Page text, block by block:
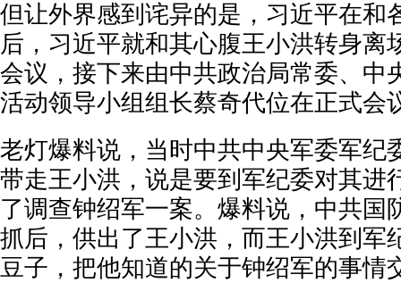
但让外界感到诧异的是，习近平在和
后，习近平就和其心腹王小洪转身离
会议，接下来由中共政治局常委、中
活动领导小组组长蔡奇代位在正式会
老灯爆料说，当时中共中央军委军纪
带走王小洪，说是要到军纪委对其进
了调查钟绍军一案。爆料说，中共国
抓后，供出了王小洪，而王小洪到军
豆子，把他知道的关于钟绍军的事情